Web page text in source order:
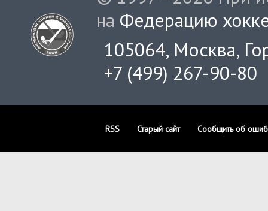
на Федерацию
105064, Москва,
+7 (499) 267-90-80
RSS Старый сайт Сообщить об